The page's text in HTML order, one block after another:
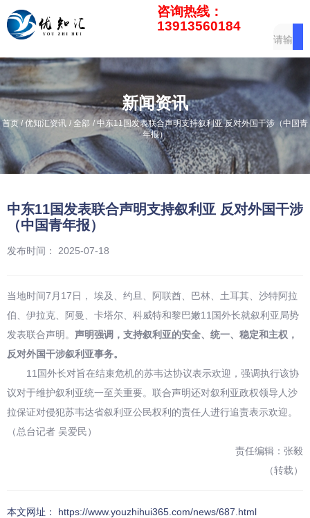
咨询热线：
13913560184
新闻资讯
首页/优知汇资讯 / 全部 / 中东11国发表联合声明支持叙利亚 反对外国干涉（中国青
年报）
中东11国发表联合声明支持叙利亚 反对外国干涉
（中国青年报）
发布时间： 2025-07-18
当地时间7月17日， 埃及、约旦、阿联酋、巴林、土耳其、沙特阿拉
伯、伊拉克、阿曼、卡塔尔、科威特和黎巴嫩11国外长就叙利亚局势
发表联合声明。 声明强调，支持叙利亚的安全、统一、稳定和主权，
反对外国干涉叙利亚事务。
11国外长对旨在结束危机的苏韦达协议表示欢迎，强调执行该协
议对于维护叙利亚统一至关重要。联合声明还对叙利亚政权领导人沙
拉保证对侵犯苏韦达省叙利亚公民权利的责任人进行追责表示欢迎。
（总台记者 吴爱民）
责任编辑：张毅
（转载）
本文网址： https://www.youzhihui365.com/news/687.html